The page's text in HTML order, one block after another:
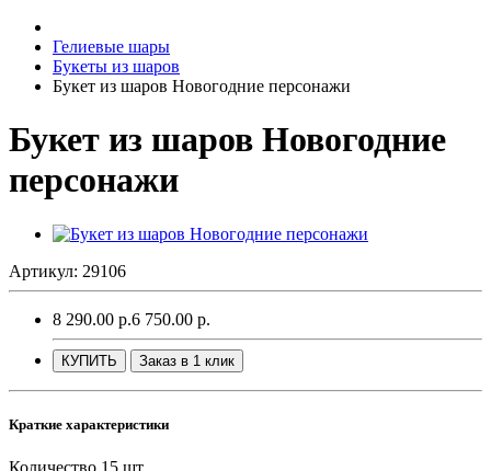
Гелиевые шары
Букеты из шаров
Букет из шаров Новогодние персонажи
Букет из шаров Новогодние
персонажи
Артикул: 29106
8 290.00 р.6 750.00 р.
КУПИТЬ Заказ в 1 клик
Краткие характеристики